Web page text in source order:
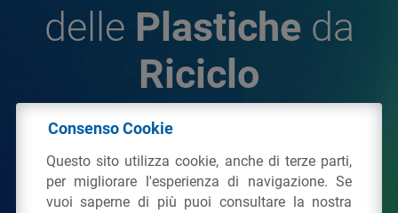
delle Plastiche da
Riciclo
Plastiche da Riciclo
C.F. 97381090154
Consenso Cookie
Questo sito utilizza cookie, anche di terze parti,
per migliorare l'esperienza di navigazione. Se
vuoi saperne di più puoi consultare la nostra